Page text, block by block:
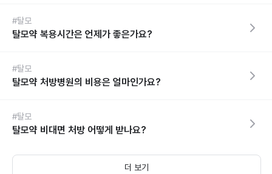
#탈모
탈모약 복용시간은 언제가 좋은가요?
#탈모
탈모약 처방병원의 비용은 얼마인가요?
#탈모
탈모약 비대면 처방 어떻게 받나요?
더 보기